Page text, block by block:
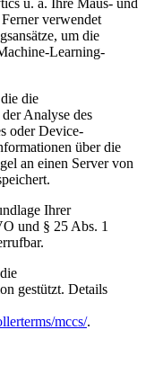
verwendet
um die
Learning-
die
Analyse des
oder Device-
über die
an einen Server von
Ihrer
und § 25 Abs. 1
gestützt. Details
mccs/.